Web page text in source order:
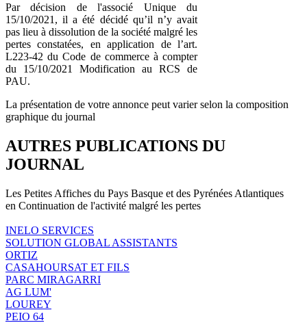
Par décision de l'associé Unique du
15/10/2021, il a été décidé qu’il n’y avait
pas lieu à dissolution de la société malgré les
pertes constatées, en application de l’art.
L223-42 du Code de commerce à compter
du 15/10/2021 Modification au RCS de
PAU.
La présentation de votre annonce peut varier selon la composition
graphique du journal
AUTRES PUBLICATIONS DU
JOURNAL
Les Petites Affiches du Pays Basque et des Pyrénées Atlantiques
en Continuation de l'activité malgré les pertes
INELO SERVICES
SOLUTION GLOBAL ASSISTANTS
ORTIZ
CASAHOURSAT ET FILS
PARC MIRAGARRI
AG LUM'
LOUREY
PEIO 64